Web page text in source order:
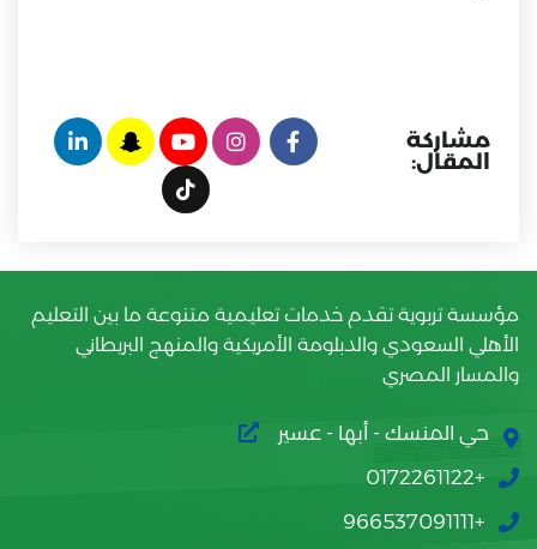
مشاركة
المقال:
مؤسسة تربوية تقدم خدمات تعليمية متنوعة ما بين التعليم
الأهلي السعودي والدبلومة الأمريكية والمنهج البريطاني
والمسار المصري
حي المنسك - أبها - عسير
+0172261122
+966537091111